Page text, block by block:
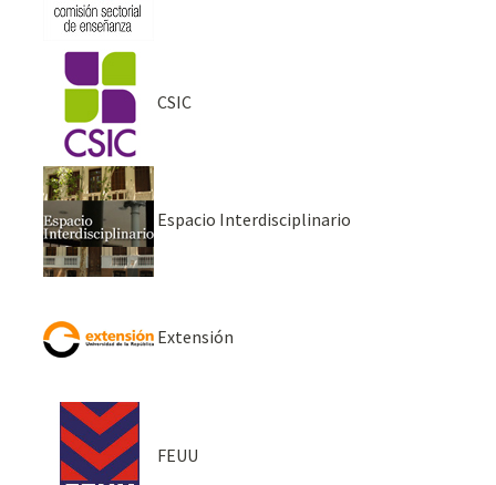
CSIC
Espacio Interdisciplinario
Extensión
FEUU